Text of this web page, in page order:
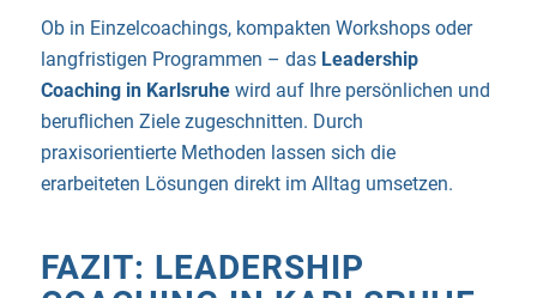
Ob in Einzelcoachings, kompakten Workshops oder
langfristigen Programmen – das Leadership
Coaching in Karlsruhewird auf Ihre persönlichen und
beruflichen Ziele zugeschnitten. Durch
praxisorientierte Methoden lassen sich die
erarbeiteten Lösungen direkt im Alltag umsetzen.
FAZIT: LEADERSHIP